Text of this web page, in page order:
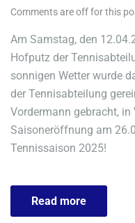
Comments are off for this
Am Samstag, den
Hofputz der
sonnigen Wetter wurde
der Tennisabteilung
Vordermann gebracht,
Saisoneröffnung am
Tennissaison 2025!
Read more